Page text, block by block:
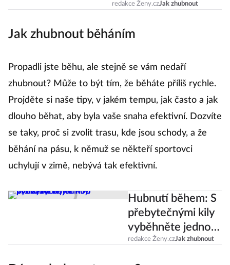
redakce Ženy.czJak zhubnout
Jak zhubnout běháním
Propadli jste běhu, ale stejně se vám nedaří
zhubnout? Může to být tím, že běháte příliš rychle.
Projděte si naše tipy, v jakém tempu, jak často a jak
dlouho běhat, aby byla vaše snaha efektivní. Dozvíte
se taky, proč si zvolit trasu, kde jsou schody, a že
běhání na pásu, k němuž se někteří sportovci
uchylují v zimě, nebývá tak efektivní.
Hubnutí během: S
přebytečnými kily
vyběhněte jednou
provždy!
redakce Ženy.czJak zhubnout